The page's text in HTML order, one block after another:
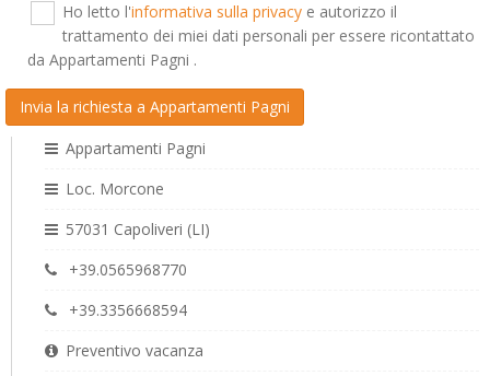
Ho letto l'informativa sulla privacy e autorizzo il
trattamento dei miei dati personali per essere ricontattato
da Appartamenti Pagni .
Appartamenti Pagni
Loc. Morcone
57031 Capoliveri (LI)
+39.0565968770
+39.3356668594
Preventivo vacanza